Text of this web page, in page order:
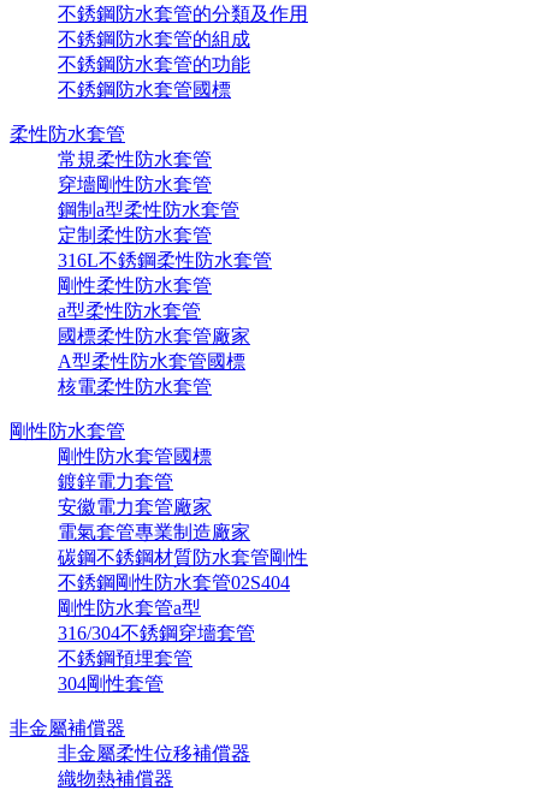
不銹鋼防水套管的分類及作用
不銹鋼防水套管的組成
不銹鋼防水套管的功能
不銹鋼防水套管國標
柔性防水套管
常規柔性防水套管
穿墻剛性防水套管
鋼制a型柔性防水套管
定制柔性防水套管
316L不銹鋼柔性防水套管
剛性柔性防水套管
a型柔性防水套管
國標柔性防水套管廠家
A型柔性防水套管國標
核電柔性防水套管
剛性防水套管
剛性防水套管國標
鍍鋅電力套管
安徽電力套管廠家
電氣套管專業制造廠家
碳鋼不銹鋼材質防水套管剛性
不銹鋼剛性防水套管02S404
剛性防水套管a型
316/304不銹鋼穿墻套管
不銹鋼預埋套管
304剛性套管
非金屬補償器
非金屬柔性位移補償器
織物熱補償器